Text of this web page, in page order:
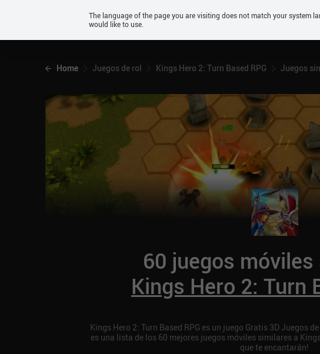
Android
Home Juegos de rol Kings Hero 2: Turn Based RPG Juegos
60 juegos
Kings Hero 2: Turn
Kings Hero 2: Turn Based RPG es un juego Gratis 3D Juegos
es una lista de los 60 mejores juegos móviles similares a
que te encantarán!
The language of the page you are visiting does not match your system
would like to use.